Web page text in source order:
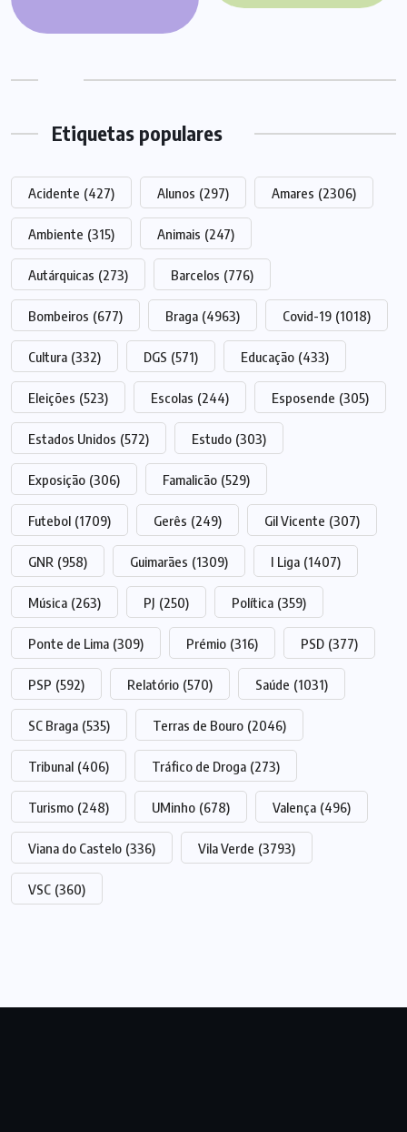
Etiquetas populares
Acidente (427) Alunos (297) Amares (2306)
Ambiente (315) Animais (247)
Autárquicas (273) Barcelos (776)
Bombeiros (677) Braga (4963) Covid-19 (1018)
Cultura (332) DGS (571) Educação (433)
Eleições (523) Escolas (244) Esposende (305)
Estados Unidos (572) Estudo (303)
Exposição (306) Famalicão (529)
Futebol (1709) Gerês (249) Gil Vicente (307)
GNR (958) Guimarães (1309) I Liga (1407)
Música (263) PJ (250) Política (359)
Ponte de Lima (309) Prémio (316) PSD (377)
PSP (592) Relatório (570) Saúde (1031)
SC Braga (535) Terras de Bouro (2046)
Tribunal (406) Tráfico de Droga (273)
Turismo (248) UMinho (678) Valença (496)
Viana do Castelo (336) Vila Verde (3793)
VSC (360)